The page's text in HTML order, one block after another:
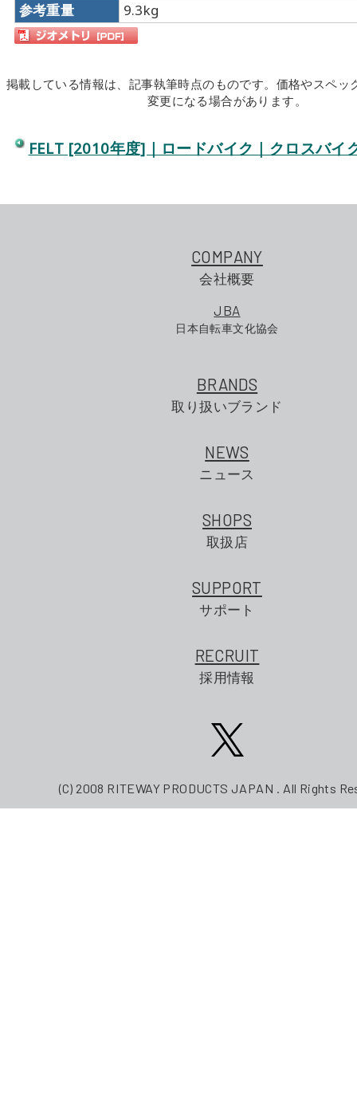
参考重量
9.3kg
掲載している情報は、記事執筆時点のものです。価格やスペッ
変更になる場合があります。
FELT [2010年度]｜ロードバイク｜クロスバイ
COMPANY
会社概要
JBA
日本自転車文化協会
BRANDS
取り扱いブランド
NEWS
ニュース
SHOPS
取扱店
SUPPORT
サポート
RECRUIT
採用情報
(C) 2008 RITEWAY PRODUCTS JAPAN . All Rights